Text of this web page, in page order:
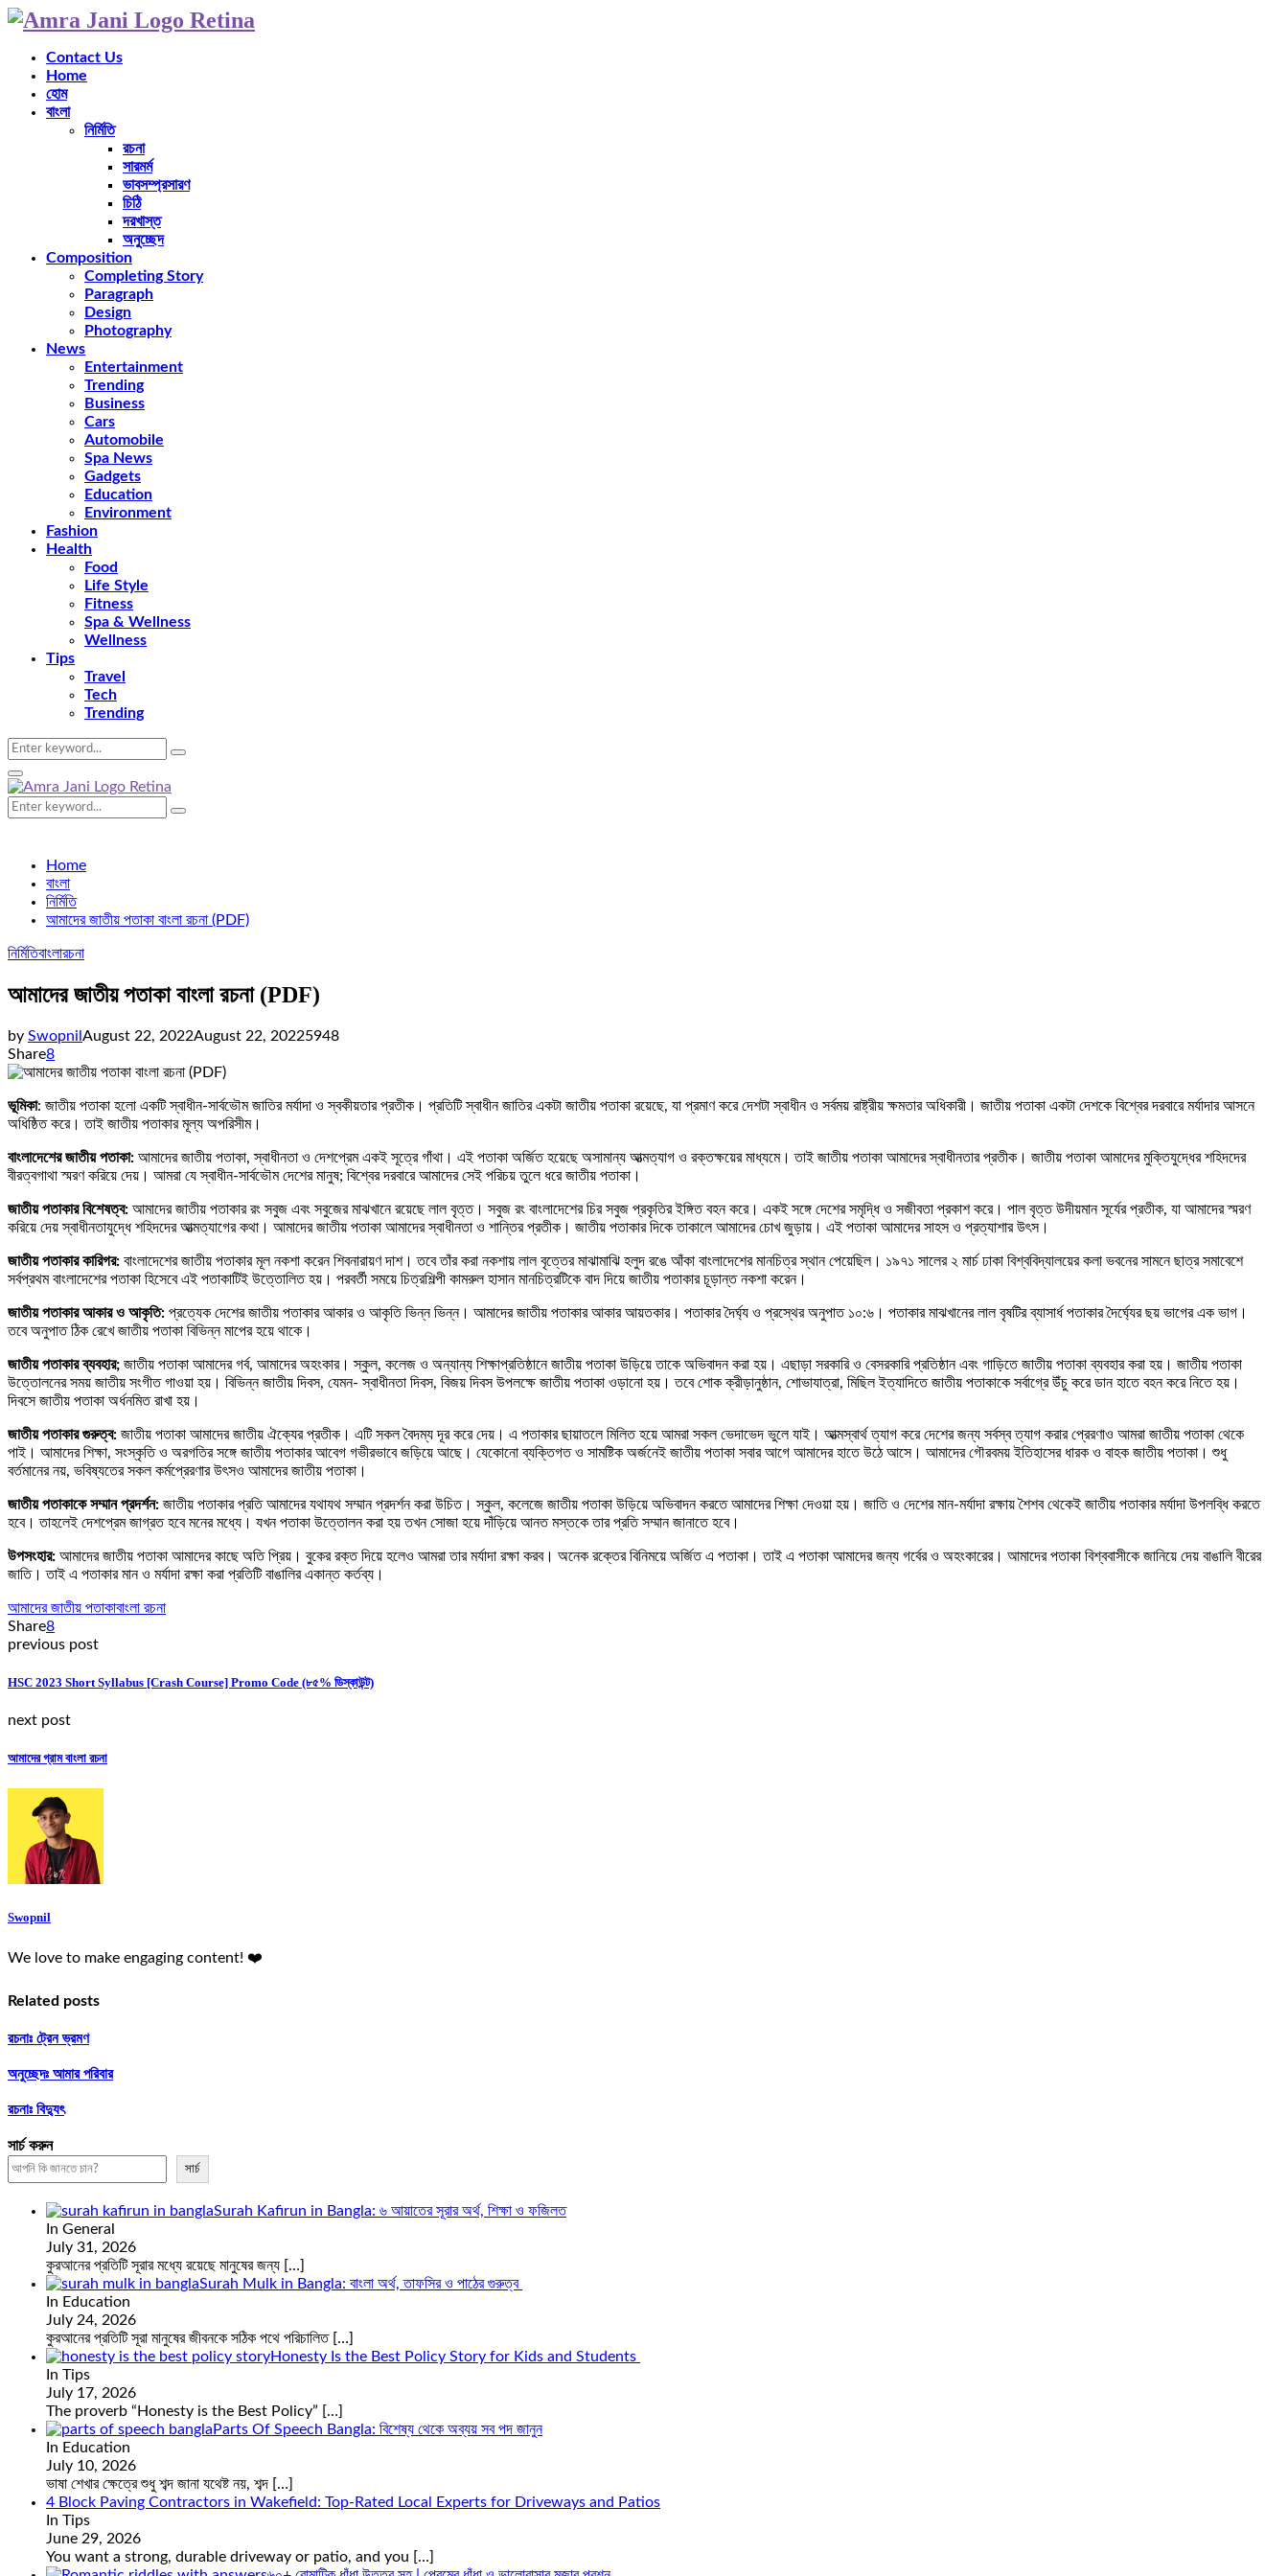
Contact Us
Home
হোম
বাংলা
নির্মিতি
রচনা
সারমর্ম
ভাবসম্প্রসারণ
চিঠি
দরখাস্ত
অনুচ্ছেদ
Composition
Completing Story
Paragraph
Design
Photography
News
Entertainment
Trending
Business
Cars
Automobile
Spa News
Gadgets
Education
Environment
Fashion
Health
Food
Life Style
Fitness
Spa & Wellness
Wellness
Tips
Travel
Tech
Trending
Search
for:
Search
Primary
Menu
Search
for:
Search
Home
বাংলা
নির্মিতি
আমাদের জাতীয় পতাকা বাংলা রচনা (PDF)
নির্মিতিবাংলারচনা
আমাদের জাতীয় পতাকা বাংলা রচনা (PDF)
by Swopnil August 22, 2022August 22, 20225948
Share8
ভূমিকা: জাতীয় পতাকা হলো একটি স্বাধীন-সার্বভৌম জাতির মর্যাদা ও স্বকীয়তার প্রতীক। প্রতিটি স্বাধীন জাতির একটা জাতীয় পতাকা রয়েছে, যা প্রমাণ করে দেশটা স্বাধীন ও সর্বময় রাষ্ট্রীয় ক্ষমতার অধিকারী। জাতীয় পতাকা একটা দেশকে বিশ্বের দরবারে মর্যাদার আসনে
অধিষ্ঠিত করে। তাই জাতীয় পতাকার মূল্য অপরিসীম।
বাংলাদেশের জাতীয় পতাকা: আমাদের জাতীয় পতাকা, স্বাধীনতা ও দেশপ্রেম একই সূত্রে গাঁথা। এই পতাকা অর্জিত হয়েছে অসামান্য আত্মত্যাগ ও রক্তক্ষয়ের মাধ্যমে। তাই জাতীয় পতাকা আমাদের স্বাধীনতার প্রতীক। জাতীয় পতাকা আমাদের মুক্তিযুদ্ধের শহিদদের
বীরত্বগাথা স্মরণ করিয়ে দেয়। আমরা যে স্বাধীন-সার্বভৌম দেশের মানুষ; বিশ্বের দরবারে আমাদের সেই পরিচয় তুলে ধরে জাতীয় পতাকা।
জাতীয় পতাকার বিশেষত্ব: আমাদের জাতীয় পতাকার রং সবুজ এবং সবুজের মাঝখানে রয়েছে লাল বৃত্ত। সবুজ রং বাংলাদেশের চির সবুজ প্রকৃতির ইঙ্গিত বহন করে। একই সঙ্গে দেশের সমৃদ্ধি ও সজীবতা প্রকাশ করে। পাল বৃত্ত উদীয়মান সূর্যের প্রতীক, যা আমাদের স্মরণ
করিয়ে দেয় স্বাধীনতাযুদ্ধে শহিদদের আত্মত্যাগের কথা। আমাদের জাতীয় পতাকা আমাদের স্বাধীনতা ও শান্তির প্রতীক। জাতীয় পতাকার দিকে তাকালে আমাদের চোখ জুড়ায়। এই পতাকা আমাদের সাহস ও প্রত্যাশার উৎস।
জাতীয় পতাকার কারিগর: বাংলাদেশের জাতীয় পতাকার মূল নকশা করেন শিবনারায়ণ দাশ। তবে তাঁর করা নকশায় লাল বৃত্তের মাঝামাঝি হলুদ রঙে আঁকা বাংলাদেশের মানচিত্র স্থান পেয়েছিল। ১৯৭১ সালের ২ মার্চ ঢাকা বিশ্ববিদ্যালয়ের কলা ভবনের সামনে ছাত্র সমাবেশে
সর্বপ্রথম বাংলাদেশের পতাকা হিসেবে এই পতাকাটিই উত্তোলিত হয়। পরবর্তী সময়ে চিত্রশিল্পী কামরুল হাসান মানচিত্রটিকে বাদ দিয়ে জাতীয় পতাকার চূড়ান্ত নকশা করেন।
জাতীয় পতাকার আকার ও আকৃতি: প্রত্যেক দেশের জাতীয় পতাকার আকার ও আকৃতি ভিন্ন ভিন্ন। আমাদের জাতীয় পতাকার আকার আয়তকার। পতাকার দৈর্ঘ্য ও প্রস্থের অনুপাত ১০:৬। পতাকার মাঝখানের লাল বৃষটির ব্যাসার্ধ পতাকার দৈর্ঘ্যের ছয় ভাগের এক ভাগ।
তবে অনুপাত ঠিক রেখে জাতীয় পতাকা বিভিন্ন মাপের হয়ে থাকে।
জাতীয় পতাকার ব্যবহার; জাতীয় পতাকা আমাদের গর্ব, আমাদের অহংকার। স্কুল, কলেজ ও অন্যান্য শিক্ষাপ্রতিষ্ঠানে জাতীয় পতাকা উড়িয়ে তাকে অভিবাদন করা হয়। এছাড়া সরকারি ও বেসরকারি প্রতিষ্ঠান এবং গাড়িতে জাতীয় পতাকা ব্যবহার করা হয়। জাতীয় পতাকা
উত্তোলনের সময় জাতীয় সংগীত গাওয়া হয়। বিভিন্ন জাতীয় দিবস, যেমন- স্বাধীনতা দিবস, বিজয় দিবস উপলক্ষে জাতীয় পতাকা ওড়ানো হয়। তবে শোক ক্রীড়ানুষ্ঠান, শোভাযাত্রা, মিছিল ইত্যাদিতে জাতীয় পতাকাকে সর্বাগ্রে উঁচু করে ডান হাতে বহন করে নিতে হয়।
দিবসে জাতীয় পতাকা অর্ধনমিত রাখা হয়।
জাতীয় পতাকার গুরুত্ব: জাতীয় পতাকা আমাদের জাতীয় ঐক্যের প্রতীক। এটি সকল বৈদম্য দূর করে দেয়। এ পতাকার ছায়াতলে মিলিত হয়ে আমরা সকল ভেদাভেদ ভুলে যাই। আত্মস্বার্থ ত্যাগ করে দেশের জন্য সর্বস্ব ত্যাগ করার প্রেরণাও আমরা জাতীয় পতাকা থেকে
পাই। আমাদের শিক্ষা, সংস্কৃতি ও অরগতির সঙ্গে জাতীয় পতাকার আবেগ গভীরভাবে জড়িয়ে আছে। যেকোনো ব্যক্তিগত ও সামষ্টিক অর্জনেই জাতীয় পতাকা সবার আগে আমাদের হাতে উঠে আসে। আমাদের গৌরবময় ইতিহাসের ধারক ও বাহক জাতীয় পতাকা। শুধু
বর্তমানের নয়, ভবিষ্যতের সকল কর্মপ্রেরণার উৎসও আমাদের জাতীয় পতাকা।
জাতীয় পতাকাকে সম্মান প্রদর্শন: জাতীয় পতাকার প্রতি আমাদের যথাযথ সম্মান প্রদর্শন করা উচিত। স্কুল, কলেজে জাতীয় পতাকা উড়িয়ে অভিবাদন করতে আমাদের শিক্ষা দেওয়া হয়। জাতি ও দেশের মান-মর্যাদা রক্ষায় শৈশব থেকেই জাতীয় পতাকার মর্যাদা উপলব্ধি করতে
হবে। তাহলেই দেশপ্রেম জাগ্রত হবে মনের মধ্যে। যখন পতাকা উত্তোলন করা হয় তখন সোজা হয়ে দাঁড়িয়ে আনত মস্তকে তার প্রতি সম্মান জানাতে হবে।
উপসংহার: আমাদের জাতীয় পতাকা আমাদের কাছে অতি প্রিয়। বুকের রক্ত দিয়ে হলেও আমরা তার মর্যাদা রক্ষা করব। অনেক রক্তের বিনিময়ে অর্জিত এ পতাকা। তাই এ পতাকা আমাদের জন্য গর্বের ও অহংকারের। আমাদের পতাকা বিশ্ববাসীকে জানিয়ে দেয় বাঙালি বীরের
জাতি। তাই এ পতাকার মান ও মর্যাদা রক্ষা করা প্রতিটি বাঙালির একান্ত কর্তব্য।
আমাদের জাতীয় পতাকাবাংলা রচনা
Share8
previous post
HSC 2023 Short Syllabus [Crash Course] Promo Code (৮৫% ডিস্কাউন্ট)
next post
আমাদের গ্রাম বাংলা রচনা
Swopnil
We love to make engaging content! ❤️
Related posts
রচনাঃ ট্রেন ভ্রমণ
অনুচ্ছেদঃ আমার পরিবার
রচনাঃ বিদ্যুৎ
সার্চ করুন
সার্চ
Surah Kafirun in Bangla: ৬ আয়াতের সূরার অর্থ, শিক্ষা ও ফজিলত
In General
July 31, 2026
কুরআনের প্রতিটি সূরার মধ্যে রয়েছে মানুষের জন্য […]
Surah Mulk in Bangla: বাংলা অর্থ, তাফসির ও পাঠের গুরুত্ব
In Education
July 24, 2026
কুরআনের প্রতিটি সূরা মানুষের জীবনকে সঠিক পথে পরিচালিত […]
Honesty Is the Best Policy Story for Kids and Students
In Tips
July 17, 2026
The proverb “Honesty is the Best Policy” […]
Parts Of Speech Bangla: বিশেষ্য থেকে অব্যয় সব পদ জানুন
In Education
July 10, 2026
ভাষা শেখার ক্ষেত্রে শুধু শব্দ জানা যথেষ্ট নয়, শব্দ […]
4 Block Paving Contractors in Wakefield: Top-Rated Local Experts for Driveways and Patios
In Tips
June 29, 2026
You want a strong, durable driveway or patio, and you […]